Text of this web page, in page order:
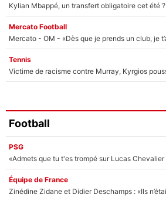
Kylian Mbappé, un transfert obligatoire cet été ?
Mercato Football
Tennis
Football
PSG
Équipe de France